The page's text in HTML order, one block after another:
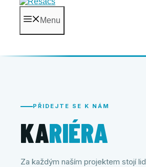
Menu
PŘIDEJTE SE K NÁM
KARIÉRA
Za každým naším projektem stojí